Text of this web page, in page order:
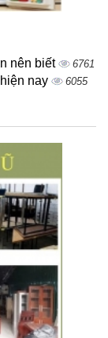
nên biết 6761
nay 6055